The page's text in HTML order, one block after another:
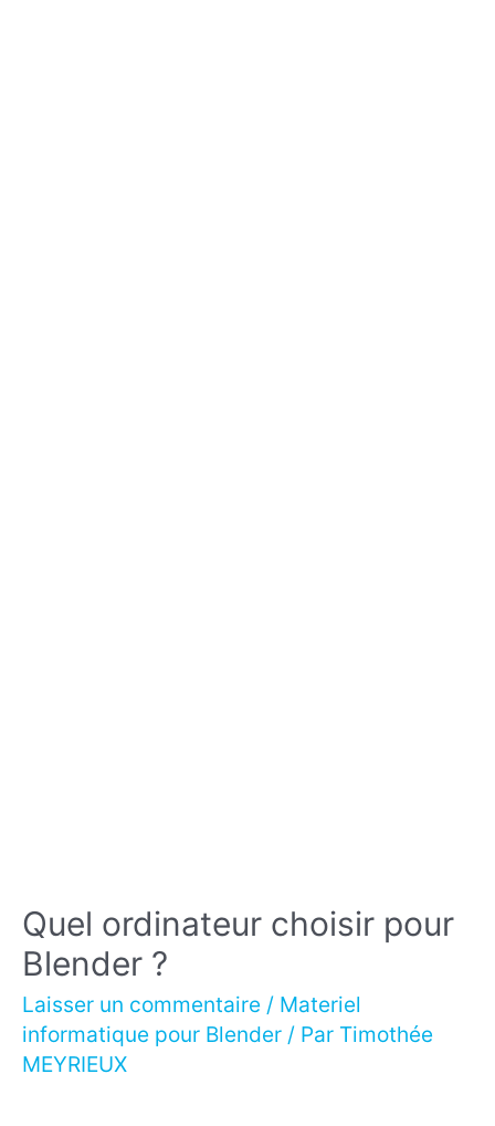
Quel ordinateur choisir pour
Blender ?
Laisser un commentaire / Materiel
informatique pour Blender / Par Timothée
MEYRIEUX